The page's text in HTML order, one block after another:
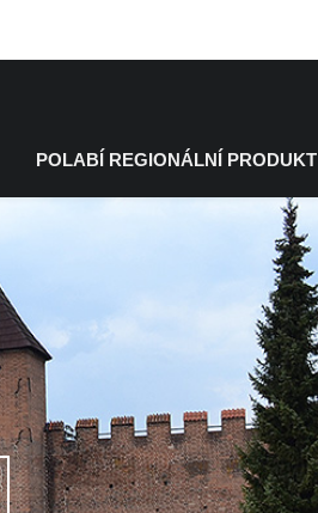
POLABÍ REGIONÁLNÍ PRODUKT